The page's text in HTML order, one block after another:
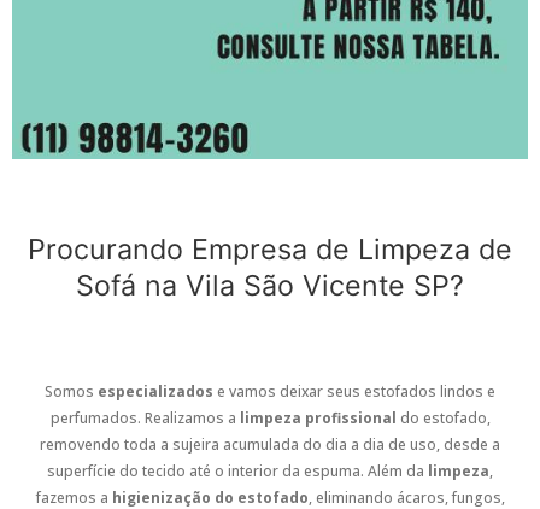
Procurando Empresa de Limpeza de
Sofá na Vila São Vicente SP?
Somos especializados e vamos deixar seus estofados lindos e
perfumados. Realizamos a limpeza profissional do estofado,
removendo toda a sujeira acumulada do dia a dia de uso, desde a
superfície do tecido até o interior da espuma. Além da limpeza,
fazemos a higienização do estofado, eliminando ácaros, fungos,